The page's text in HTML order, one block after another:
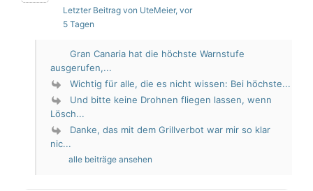
Letzter Beitrag von UteMeier, vor
5 Tagen
Gran Canaria hat die höchste Warnstufe
ausgerufen,...
Wichtig für alle, die es nicht wissen: Bei höchste...
Und bitte keine Drohnen fliegen lassen, wenn
Lösch...
Danke, das mit dem Grillverbot war mir so klar
nic...
alle beiträge ansehen